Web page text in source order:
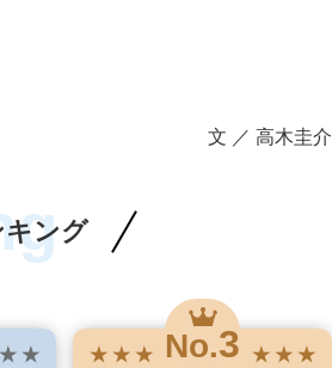
文 ／ 高木圭介
キング
★ ★ ★ ★ No.3 ★ ★ ★